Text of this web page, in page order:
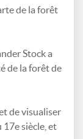
de la forêt
Stock a
de la forêt de
de visualiser
siècle, et